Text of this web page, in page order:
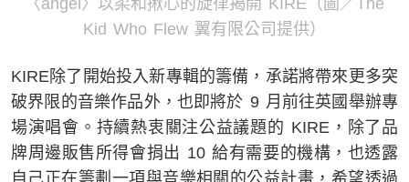
〈angel〉以柔和揪心的旋律揭開 KIRE（圖／The
Kid Who Flew 翼有限公司提供）
KIRE除了開始投入新專輯的籌備，承諾將帶來更多突
破界限的音樂作品外，也即將於 9 月前往英國舉辦專
場演唱會。持續熱衷關注公益議題的 KIRE，除了品
牌周邊販售所得會捐出 10 給有需要的機構，也透露
自己正在籌劃一項與音樂相關的公益計畫，希望透過